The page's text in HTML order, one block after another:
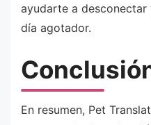
ayudarte a
día agotador.
En resumen, Pet